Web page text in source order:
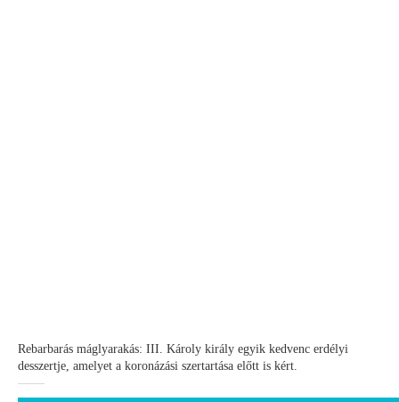
Rebarbarás máglyarakás: III. Károly király egyik kedvenc erdélyi
desszertje, amelyet a koronázási szertartása előtt is kért.